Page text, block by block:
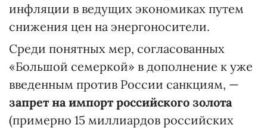
инфляции в ведущих экономиках путем
снижения цен на энергоносители.
Среди понятных мер, согласованных
«Большой семеркой» в дополнение к уже
введенным против России санкциям, —
запрет на импорт российского золота
(примерно 15 миллиардов российских